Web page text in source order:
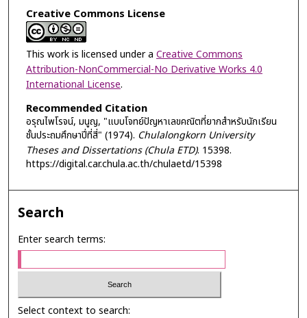
Creative Commons License
This work is licensed under a Creative Commons
Attribution-NonCommercial-No Derivative Works 4.0
International License.
Recommended Citation
อรุณไพโรจน์, มนูญ, "แบบโจทย์ปัญหาเลขคณิตที่ยากสำหรับนักเรียน
ชั้นประถมศึกษาปี่ที่สี่" (1974). Chulalongkorn University
Theses and Dissertations (Chula ETD). 15398.
https://digital.car.chula.ac.th/chulaetd/15398
Search
Enter search terms:
Select context to search: